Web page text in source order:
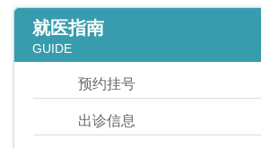
就医指南
GUIDE
预约挂号
出诊信息